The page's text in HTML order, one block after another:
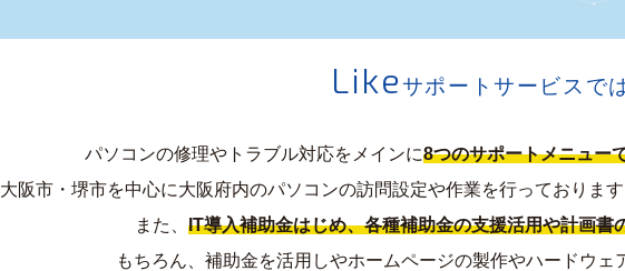
Likeサポートサービスで
パソコンの修理やトラブル対応をメインに8つのサポートメニュー
大阪市・堺市を中心に大阪府内のパソコンの訪問設定や作業を行っておりま
また、 IT導入補助金はじめ、各種補助金の支援活用や計画書
もちろん、補助金を活用しやホームページの製作やハードウェ